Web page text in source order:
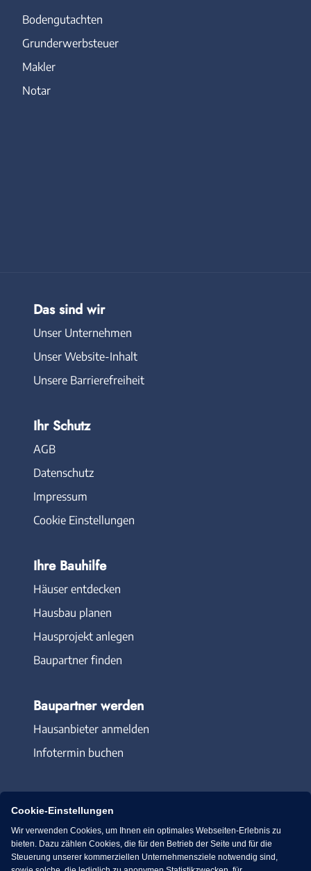
Bodengutachten
Grunderwerbsteuer
Makler
Notar
Das sind wir
Unser Unternehmen
Unser Website-Inhalt
Unsere Barrierefreiheit
Ihr Schutz
AGB
Datenschutz
Impressum
Cookie Einstellungen
Ihre Bauhilfe
Häuser entdecken
Hausbau planen
Hausprojekt anlegen
Baupartner finden
Baupartner werden
Hausanbieter anmelden
Infotermin buchen
Immowelt.de Bauen.de
Cookie-Einstellungen
Wir verwenden Cookies, um Ihnen ein optimales Webseiten-Erlebnis zu
bieten. Dazu zählen Cookies, die für den Betrieb der Seite und für die
Steuerung unserer kommerziellen Unternehmensziele notwendig sind,